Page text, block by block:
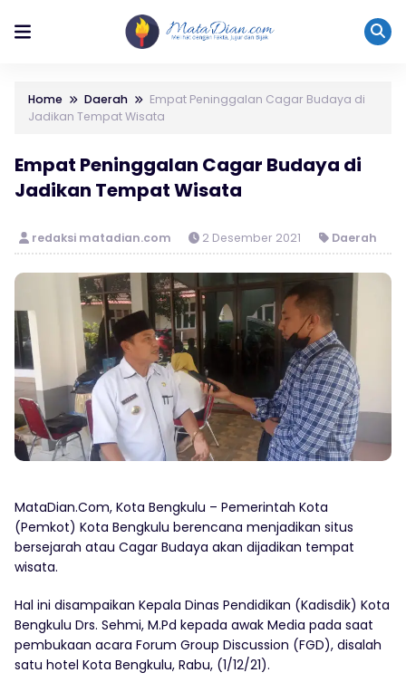
Home Daerah
Empat Peninggalan Cagar Budaya di
Jadikan Tempat Wisata
Empat Peninggalan Cagar Budaya di
Jadikan Tempat Wisata
redaksi matadian.com 2 Desember 2021 Daerah
MataDian.Com, Kota Bengkulu – Pemerintah Kota
(Pemkot) Kota Bengkulu berencana menjadikan situs
bersejarah atau Cagar Budaya akan dijadikan tempat
wisata.
Hal ini disampaikan Kepala Dinas Pendidikan (Kadisdik) Kota
Bengkulu Drs. Sehmi, M.Pd kepada awak Media pada saat
pembukaan acara Forum Group Discussion (FGD), disalah
satu hotel Kota Bengkulu, Rabu, (1/12/21).